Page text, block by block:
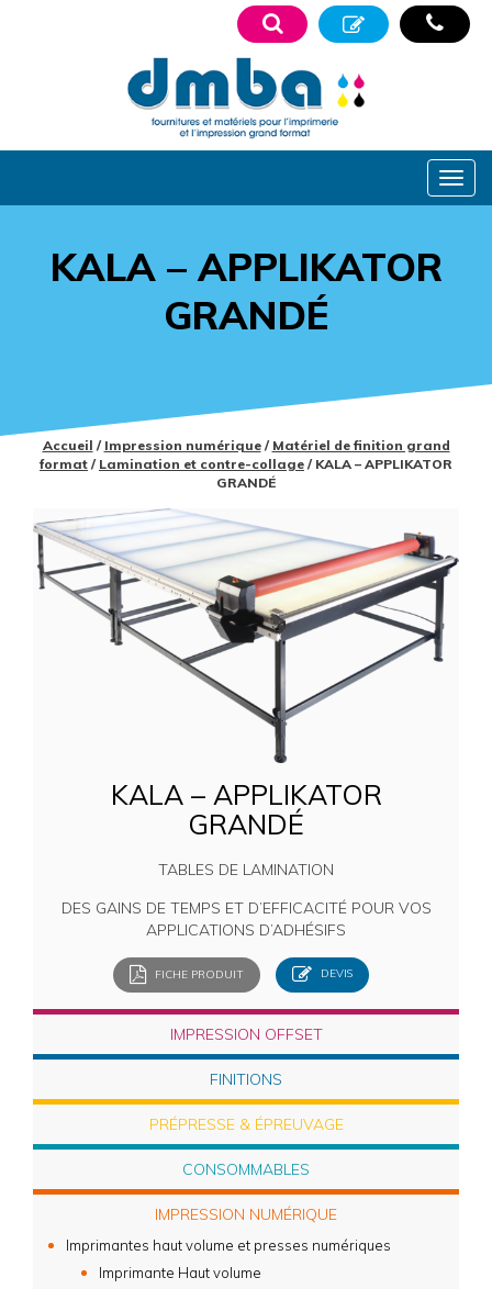
KALA – APPLIKATOR
GRANDÉ
Accueil / Impression numérique/ Matériel de finition grand
format / Lamination et contre-collage / KALA – APPLIKATOR
GRANDÉ
KALA – APPLIKATOR
GRANDÉ
TABLES DE LAMINATION
DES GAINS DE TEMPS ET D’EFFICACITÉ POUR VOS
APPLICATIONS D’ADHÉSIFS
FICHE PRODUIT DEVIS
IMPRESSION OFFSET
FINITIONS
PRÉPRESSE & ÉPREUVAGE
CONSOMMABLES
IMPRESSION NUMÉRIQUE
Imprimantes haut volume et presses numériques
Imprimante Haut volume